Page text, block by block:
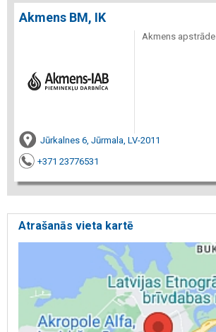
Akmens BM, IK
Akmens apstrāde
Jūrkalnes 6, Jūrmala, LV-2011
+371 23776531
Atrašanās vieta kartē